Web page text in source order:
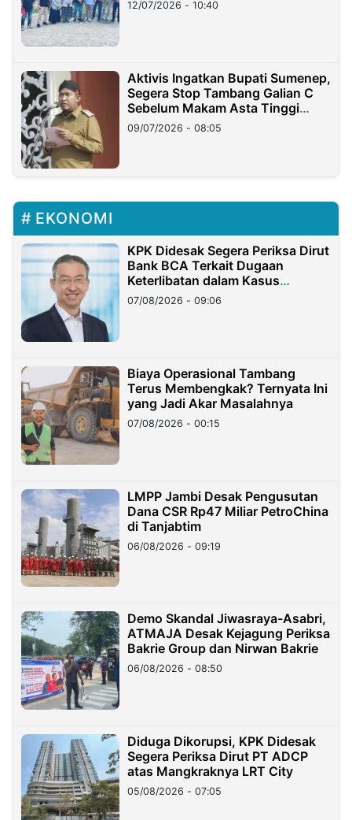
12/07/2026 - 10:40
Aktivis Ingatkan Bupati Sumenep,
Segera Stop Tambang Galian C
Sebelum Makam Asta Tinggi
Longsor
09/07/2026 - 08:05
EKONOMI
KPK Didesak Segera Periksa Dirut
Bank BCA Terkait Dugaan
Keterlibatan dalam Kasus
Hilangnya Dana Nasabah Rp2,58
Miliar
07/08/2026 - 09:06
Biaya Operasional Tambang
Terus Membengkak? Ternyata Ini
yang Jadi Akar Masalahnya
07/08/2026 - 00:15
LMPP Jambi Desak Pengusutan
Dana CSR Rp47 Miliar PetroChina
di Tanjabtim
06/08/2026 - 09:19
Demo Skandal Jiwasraya-Asabri,
ATMAJA Desak Kejagung Periksa
Bakrie Group dan Nirwan Bakrie
06/08/2026 - 08:50
Diduga Dikorupsi, KPK Didesak
Segera Periksa Dirut PT ADCP
atas Mangkraknya LRT City
05/08/2026 - 07:05